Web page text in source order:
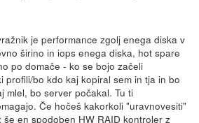
je performance zgolj enega diska v
širino in iops enega diska, hot spare
po domače - ko se bojo začeli
profili/bo kdo kaj kopiral sem in tja in bo
mlel, bo server počakal. Tu ti
Če hočeš kakorkoli "uravnovesiti"
en spodoben HW RAID kontroler z